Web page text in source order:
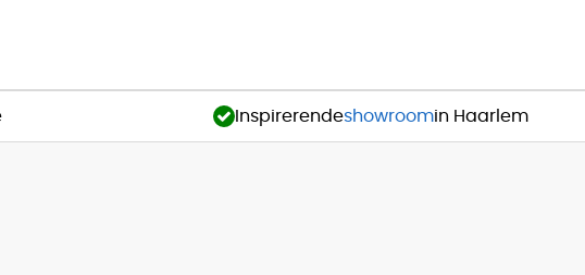
Inspirerendeshowroomin Haarlem